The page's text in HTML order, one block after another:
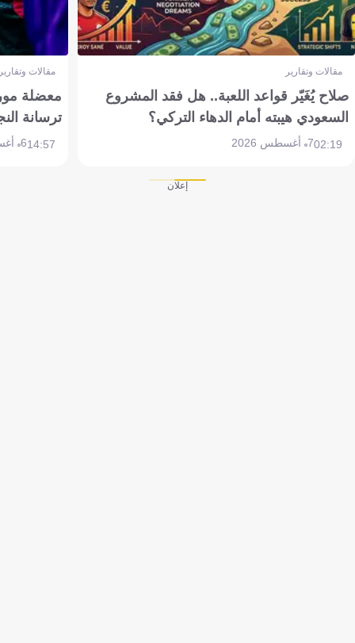
مقالات وتقارير
صلاح يُغَيّر قواعد اللعبة.. هل فقد المشروع
السعودي هيبته أمام الدهاء التركي؟
02:197 أغسطس 2026
مقالات
معضلة
ترسانة
14:576 أغسطس 2026
إعلان